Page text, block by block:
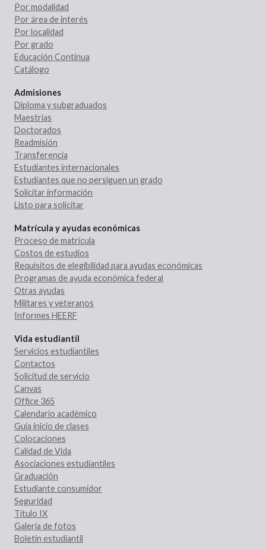
Por modalidad
Por área de interés
Por localidad
Por grado
Educación Continua
Catálogo
Admisiones
Diploma y subgraduados
Maestrías
Doctorados
Readmisión
Transferencia
Estudiantes internacionales
Estudiantes que no persiguen un grado
Solicitar información
Listo para solicitar
Matrícula y ayudas económicas
Proceso de matrícula
Costos de estudios
Requisitos de elegibilidad para ayudas económicas
Programas de ayuda económica federal
Otras ayudas
Militares y veteranos
Informes HEERF
Vida estudiantil
Servicios estudiantiles
Contactos
Solicitud de servicio
Canvas
Office 365
Calendario académico
Guía inicio de clases
Colocaciones
Calidad de Vida
Asociaciones estudiantiles
Graduación
Estudiante consumidor
Seguridad
Título IX
Galería de fotos
Boletín estudiantil